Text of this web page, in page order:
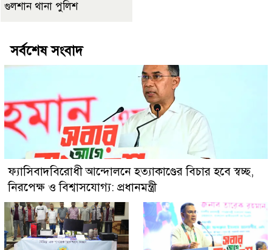
গুলশান থানা পুলিশ
সর্বশেষ সংবাদ
ফ্যাসিবাদবিরোধী আন্দোলনে হত্যাকাণ্ডের বিচার হবে স্বচ্ছ,
নিরপেক্ষ ও বিশ্বাসযোগ্য: প্রধানমন্ত্রী